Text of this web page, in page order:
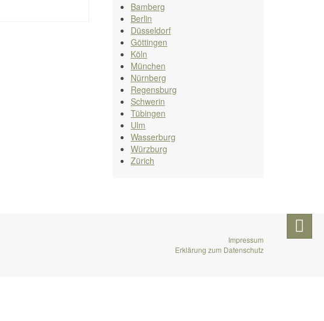
Bamberg
Berlin
Düsseldorf
Göttingen
Köln
München
Nürnberg
Regensburg
Schwerin
Tübingen
Ulm
Wasserburg
Würzburg
Zürich
Impressum
Erklärung zum Datenschutz